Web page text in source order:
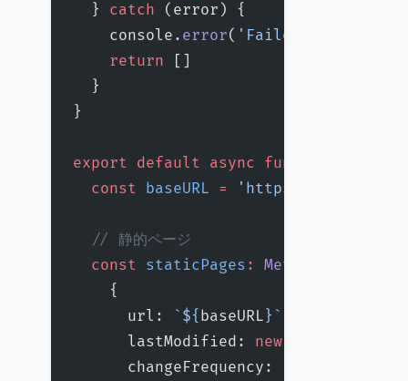
  }
catch (error) {
    console.
error( 'Failed to fetch
    return
[]
  }
}
export default async function
  const
baseURL = 'https://
  // 静的ページ
  const
staticPages : MetadataRoute
    {
      url:
`${ baseURL }`
      lastModified:
new
      changeFrequency: